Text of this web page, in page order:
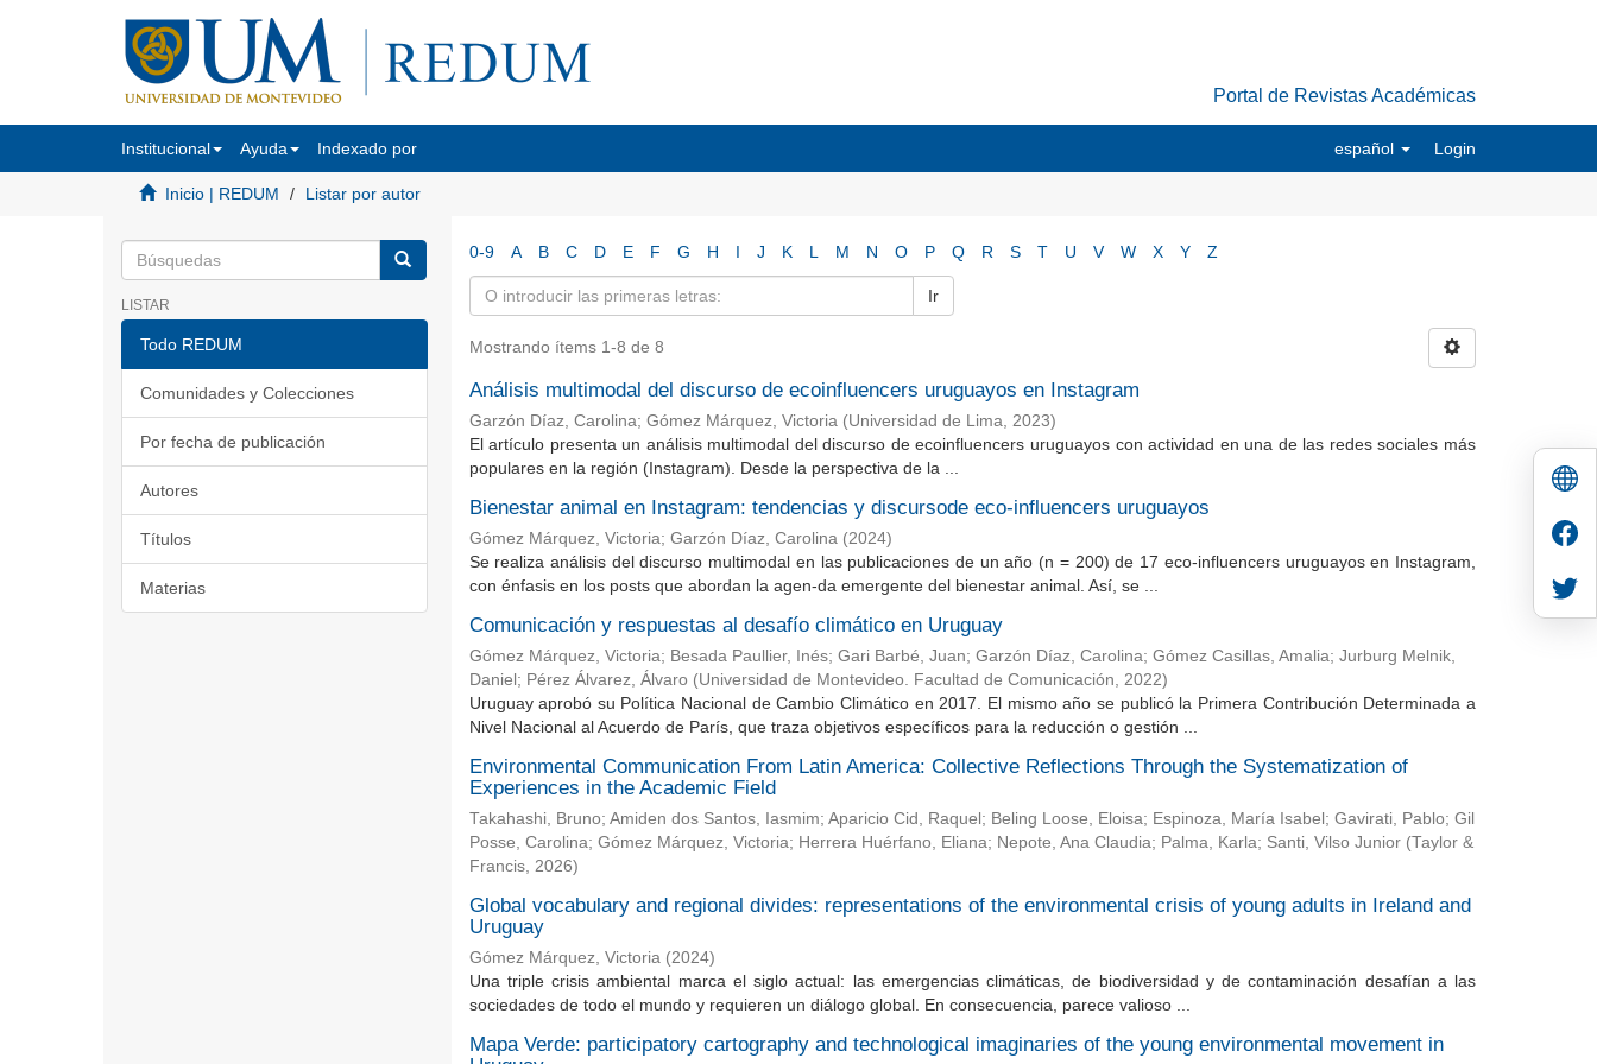
Portal de Revistas Académicas
Institucional Ayuda Indexado por español Login
Inicio | REDUM Listar por autor
LISTAR
Todo REDUM
Comunidades y Colecciones
Por fecha de publicación
Autores
Títulos
Materias
0-9 A B C D E F G H I J K L M N O P Q R S T U V W X Y Z
Ir
Mostrando ítems 1-8 de 8
Análisis multimodal del discurso de ecoinfluencers uruguayos en Instagram
Garzón Díaz, Carolina; Gómez Márquez, Victoria (Universidad de Lima, 2023)
El artículo presenta un análisis multimodal del discurso de ecoinfluencers uruguayos con actividad en una de las redes sociales más
populares en la región (Instagram). Desde la perspectiva de la ...
Bienestar animal en Instagram: tendencias y discursode eco-influencers uruguayos
Gómez Márquez, Victoria; Garzón Díaz, Carolina (2024)
Se realiza análisis del discurso multimodal en las publicaciones de un año (n = 200) de 17 eco-influencers uruguayos en Instagram,
con énfasis en los posts que abordan la agen-da emergente del bienestar animal. Así, se ...
Comunicación y respuestas al desafío climático en Uruguay
Gómez Márquez, Victoria; Besada Paullier, Inés; Gari Barbé, Juan; Garzón Díaz, Carolina; Gómez Casillas, Amalia; Jurburg Melnik,
Daniel ; Pérez Álvarez, Álvaro (Universidad de Montevideo. Facultad de Comunicación, 2022)
Uruguay aprobó su Política Nacional de Cambio Climático en 2017. El mismo año se publicó la Primera Contribución Determinada a
Nivel Nacional al Acuerdo de París, que traza objetivos específicos para la reducción o gestión ...
Environmental Communication From Latin America: Collective Reflections Through the Systematization of
Experiences in the Academic Field
Takahashi, Bruno; Amiden dos Santos, Iasmim; Aparicio Cid, Raquel ; Beling Loose, Eloisa; Espinoza, María Isabel ; Gavirati, Pablo; Gil
Posse, Carolina; Gómez Márquez, Victoria; Herrera Huérfano, Eliana; Nepote, Ana Claudia; Palma, Karla; Santi, Vilso Junior (Taylor &
Francis, 2026)
Global vocabulary and regional divides: representations of the environmental crisis of young adults in Ireland and
Uruguay
Gómez Márquez, Victoria (2024)
Una triple crisis ambiental marca el siglo actual: las emergencias climáticas, de biodiversidad y de contaminación desafían a las
sociedades de todo el mundo y requieren un diálogo global. En consecuencia, parece valioso ...
Mapa Verde: participatory cartography and technological imaginaries of the young environmental movement in